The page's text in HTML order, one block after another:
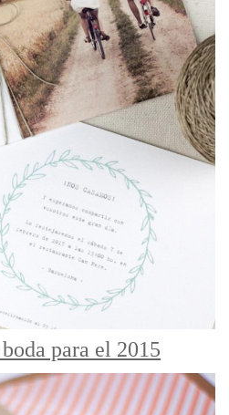
para el 2015